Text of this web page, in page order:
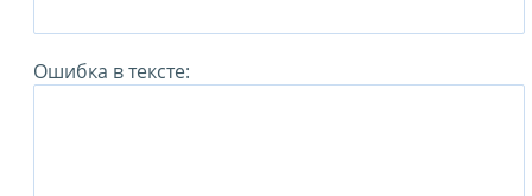
Ошибка в тексте: